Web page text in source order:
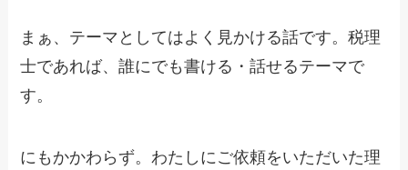
まぁ、テーマとしてはよく見かける話です。税理
士であれば、誰にでも書ける・話せるテーマで
す。
にもかかわらず。わたしにご依頼をいただいた理